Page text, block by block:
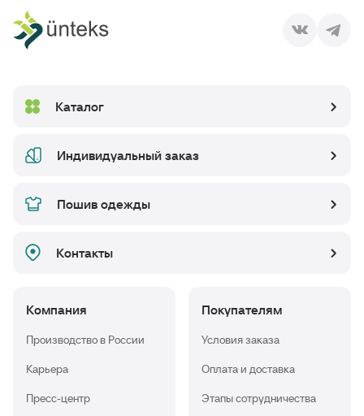
Каталог
Индивидуальный заказ
Пошив одежды
Контакты
Компания
Производство в России
Карьера
Пресс-центр
Покупателям
Условия заказа
Оплата и доставка
Этапы сотрудничества